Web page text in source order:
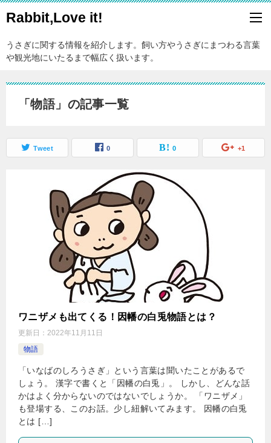
Rabbit,Love it!
うさぎに関する情報を紹介します。飼い方やうさぎにまつわる言葉
や観光地にいたるまで幅広く扱います。
「物語」の記事一覧
Tweet 0 0 +1
ワニザメも出てくる！因幡の白兎物語とは？
更新日： 2022年11月11日
物語
「いなばのしろうさぎ」という言葉は聞いたことがあるで
しょう。 漢字で書くと「因幡の白兎」。 しかし、どんな話
かはよく分からないのではないでしょうか。 「ワニザメ」
も登場する、このお話。少し紐解いてみます。 因幡の白兎
とは […]